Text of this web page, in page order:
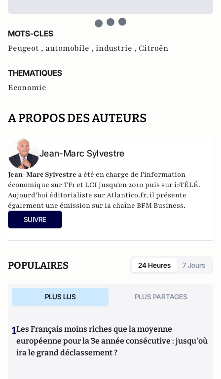
MOTS-CLES
Peugeot , automobile , industrie , Citroën
THEMATIQUES
Economie
A PROPOS DES AUTEURS
Jean-Marc Sylvestre
Jean-Marc Sylvestre a été en charge de l'information
économique sur TF1 et LCI jusqu'en 2010 puis sur i>TÉLÉ.
Aujourd'hui éditorialiste sur Atlantico.fr, il présente
également une émission sur la chaîne BFM Business.
SUIVRE
POPULAIRES 24 Heures 7 Jours
PLUS LUS PLUS PARTAGES
1Les Français moins riches que la moyenne
européenne pour la 3e année consécutive : jusqu'où
ira le grand déclassement ?